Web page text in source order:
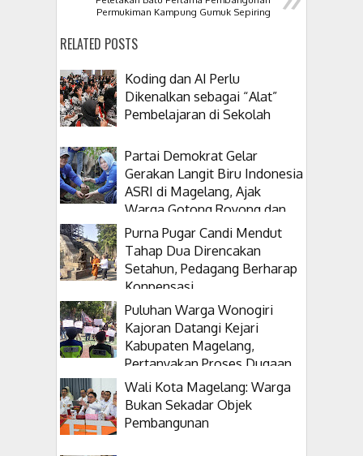
Permukiman Kampung Gumuk Sepiring
RELATED POSTS
Koding dan AI Perlu
Dikenalkan sebagai “Alat”
Pembelajaran di Sekolah
Partai Demokrat Gelar
Gerakan Langit Biru Indonesia
ASRI di Magelang, Ajak
Warga Gotong Royong dan
Tanam Pohon
Purna Pugar Candi Mendut
Tahap Dua Direncakan
Setahun, Pedagang Berharap
Konpensasi
Puluhan Warga Wonogiri
Kajoran Datangi Kejari
Kabupaten Magelang,
Pertanyakan Proses Dugaan
Korupsi Kepala Desanya
Wali Kota Magelang: Warga
Bukan Sekadar Objek
Pembangunan